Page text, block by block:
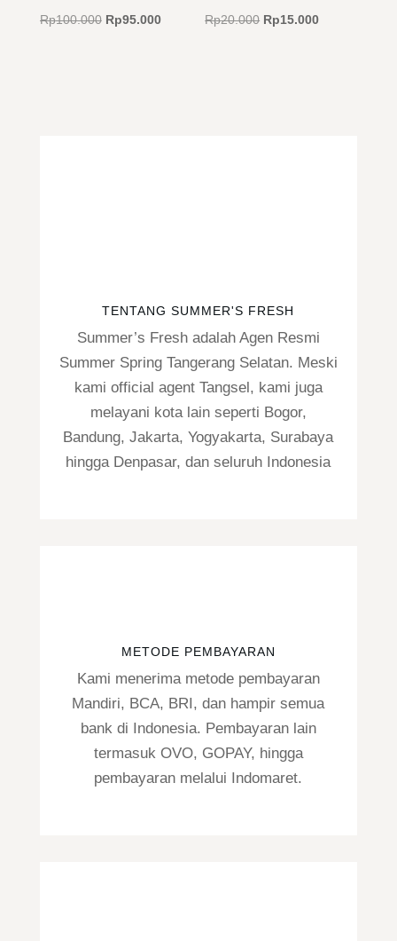
Rp100.000 Harga
Rp95.000Harga
Rp20.000 Harga
Rp15.000Harga
TENTANG SUMMER'S FRESH
Summer’s Fresh adalah Agen Resmi
Summer Spring Tangerang Selatan. Meski
kami official agent Tangsel, kami juga
melayani kota lain seperti Bogor,
Bandung, Jakarta, Yogyakarta, Surabaya
hingga Denpasar, dan seluruh Indonesia
METODE PEMBAYARAN
Kami menerima metode pembayaran
Mandiri, BCA, BRI, dan hampir semua
bank di Indonesia. Pembayaran lain
termasuk OVO, GOPAY, hingga
pembayaran melalui Indomaret.